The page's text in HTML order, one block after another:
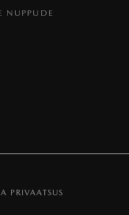
NUPPUDE
PRIVAATSUS